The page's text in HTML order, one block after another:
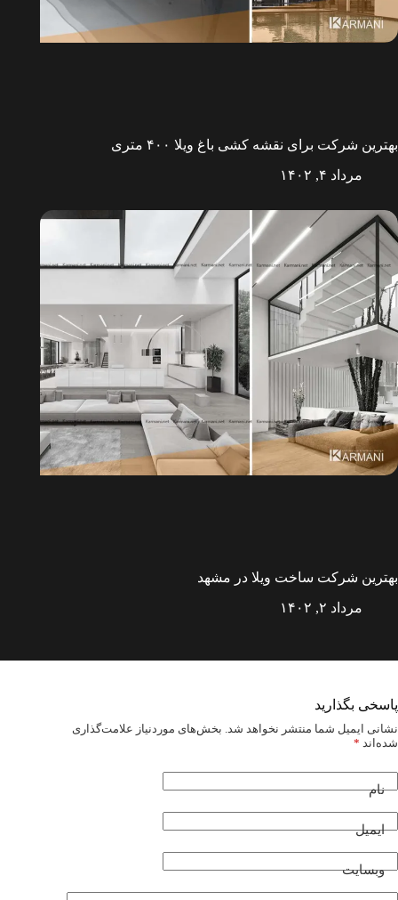
بهترین شرکت برای نقشه کشی باغ ویلا ۴۰۰ متری
مرداد ۴, ۱۴۰۲
بهترین شرکت ساخت ویلا در مشهد
مرداد ۲, ۱۴۰۲
پاسخی بگذارید
نشانی ایمیل شما منتشر نخواهد شد. بخش‌های موردنیاز علامت‌گذاری
شده‌اند *
نام
ایمیل
وبسایت